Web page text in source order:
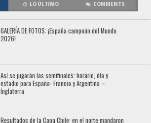
LO ÚLTIMO COMMENTS
GALERÍA DE FOTOS: ¡España campeón del Mundo
2026!
Así se jugarán las semifinales: horario, día y
estadio para España- Francia y Argentina –
Inglaterra
Resultados de la Copa Chile: en el norte mandaron